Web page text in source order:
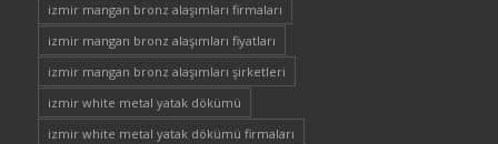
izmir mangan bronz alaşımları firmaları
izmir mangan bronz alaşımları fiyatları
izmir mangan bronz alaşımları şirketleri
izmir white metal yatak dökümü
izmir white metal yatak dökümü firmaları